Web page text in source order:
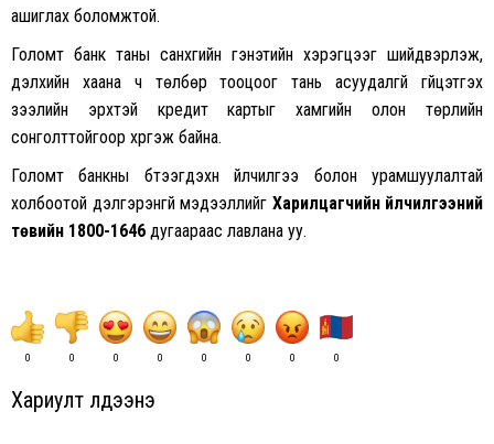
ашиглах боломжтой.
Голомт банк таны санхүүгийн гэнэтийн хэрэгцээг шийдвэрлэж,
дэлхийн хаана ч төлбөр тооцоог тань асуудалгүй гүйцэтгэх
зээлийн эрхтэй кредит картыг хамгийн олон төрлийн
сонголттойгоор хүргэж байна.
Голомт банкны бүтээгдэхүүн үйлчилгээ болон урамшуулалтай
холбоотой дэлгэрэнгүй мэдээллийг Харилцагчийн үйлчилгээний
төвийн 1800-1646 дугаараас лавлана уу.
0 0 0 0 0 0 0 0
Хариулт үлдээнэ үү